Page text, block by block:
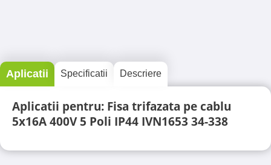
Aplicatii Specificatii Descriere
Aplicatii pentru: Fisa trifazata pe cablu
5x16A 400V 5 Poli IP44 IVN1653 34-338